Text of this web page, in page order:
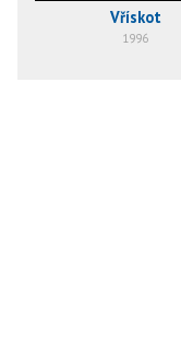
Vřískot
1996